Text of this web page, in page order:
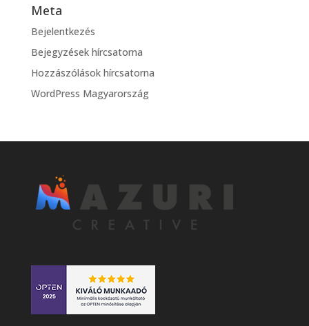
Meta
Bejelentkezés
Bejegyzések hírcsatorna
Hozzászólások hírcsatorna
WordPress Magyarország